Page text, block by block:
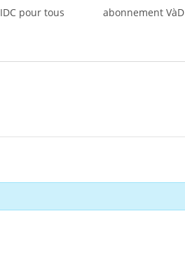
IDC pour tous abonnement VàD